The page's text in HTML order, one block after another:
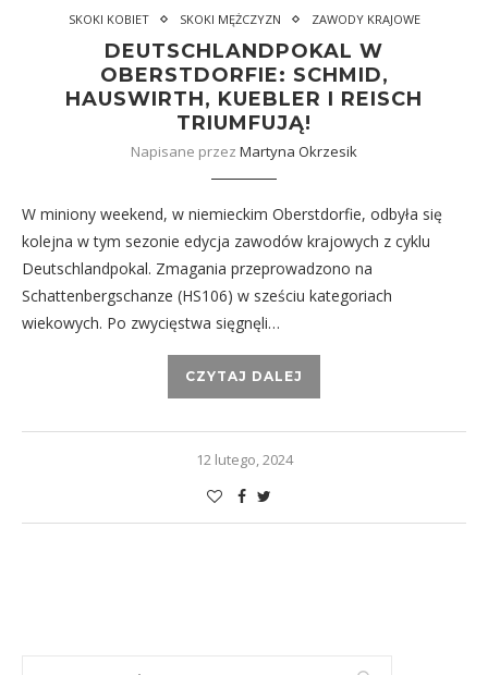
SKOKI KOBIET SKOKI MĘŻCZYZN ZAWODY KRAJOWE
DEUTSCHLANDPOKAL W
OBERSTDORFIE: SCHMID,
HAUSWIRTH, KUEBLER I REISCH
TRIUMFUJĄ!
Napisane przez Martyna Okrzesik
W miniony weekend, w niemieckim Oberstdorfie, odbyła się
kolejna w tym sezonie edycja zawodów krajowych z cyklu
Deutschlandpokal. Zmagania przeprowadzono na
Schattenbergschanze (HS106) w sześciu kategoriach
wiekowych. Po zwycięstwa sięgnęli…
CZYTAJ DALEJ
12 lutego, 2024